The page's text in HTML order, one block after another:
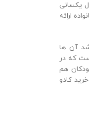
یکسانی
ارائه
آن ها
که در
هم
کادو